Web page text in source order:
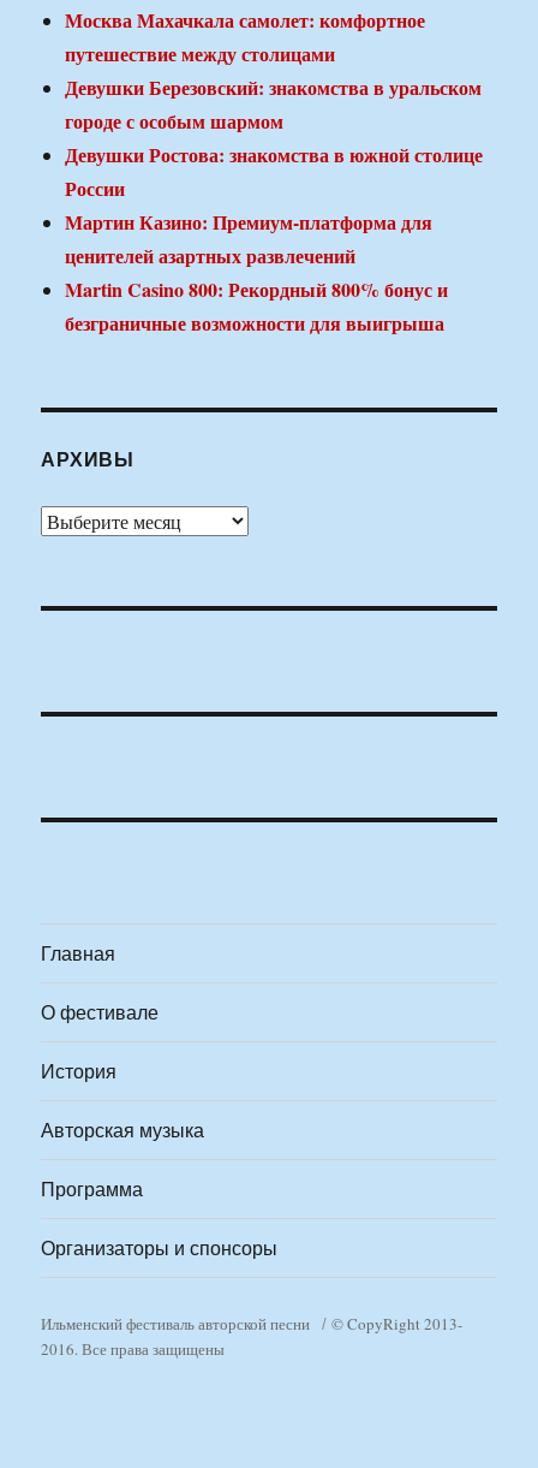
Москва Махачкала самолет: комфортное
путешествие между столицами
Девушки Березовский: знакомства в уральском
городе с особым шармом
Девушки Ростова: знакомства в южной столице
России
Мартин Казино: Премиум-платформа для
ценителей азартных развлечений
Martin Casino 800: Рекордный 800% бонус и
безграничные возможности для выигрыша
АРХИВЫ
Архивы
Главная
О фестивале
История
Авторская музыка
Программа
Организаторы и спонсоры
Ильменский фестиваль авторской песни
© CopyRight 2013-
2016. Все права защищены